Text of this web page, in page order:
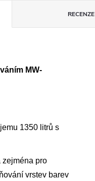
RECENZE
MW-
1350 litrů s
zejména pro
vrstev barev